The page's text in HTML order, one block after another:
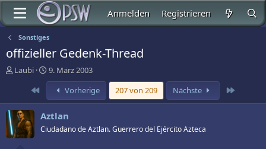
Anmelden Registrieren
Sonstiges
offizieller Gedenk-Thread
E
t
e
l
l
Laubi
E
r
t
e
l
l
9. März 2003
Erste
Vorherige 207 von 209 Nächste
Aztlan
Ciudadano de Aztlan. Guerrero del Ejército Azteca